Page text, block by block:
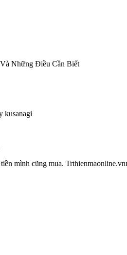
Và Những Điều Cần Biết
kusanagi
mình cũng mua.